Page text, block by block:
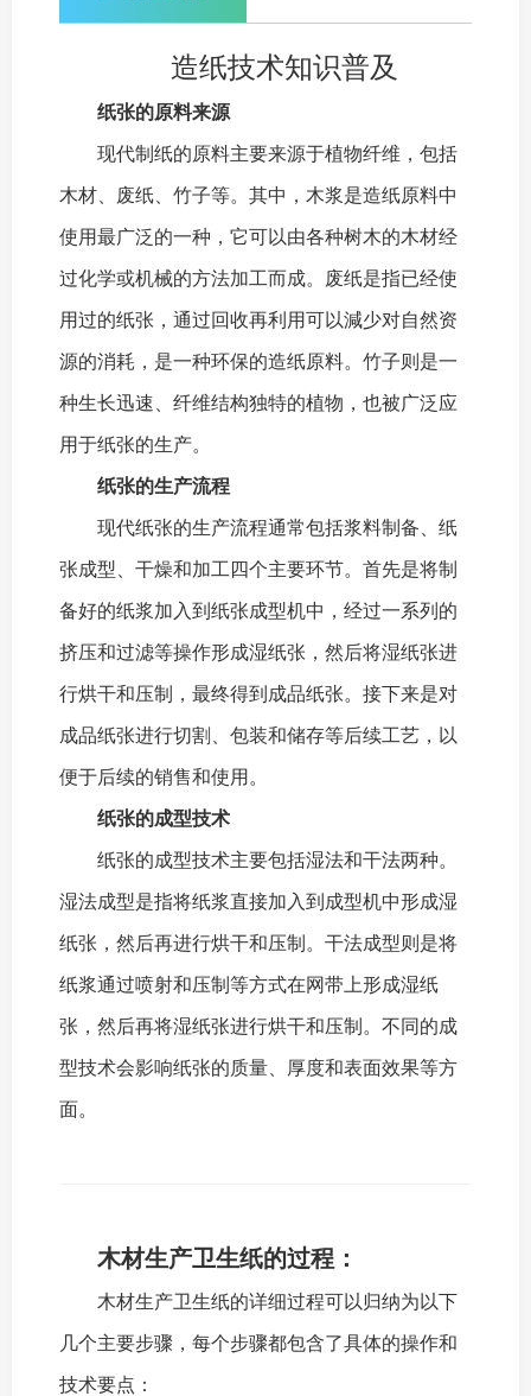
造纸技术知识普及
纸张的原料来源
现代制纸的原料主要来源于植物纤维，包括
木材、废纸、竹子等。其中，木浆是造纸原料中
使用最广泛的一种，它可以由各种树木的木材经
过化学或机械的方法加工而成。废纸是指已经使
用过的纸张，通过回收再利用可以減少对自然资
源的消耗，是一种环保的造纸原料。竹子则是一
种生长迅速、纤维结构独特的植物，也被广泛应
用于纸张的生产。
纸张的生产流程
现代纸张的生产流程通常包括浆料制备、纸
张成型、干燥和加工四个主要环节。首先是将制
备好的纸浆加入到纸张成型机中，经过一系列的
挤压和过滤等操作形成湿纸张，然后将湿纸张进
行烘干和压制，最终得到成品纸张。接下来是对
成品纸张进行切割、包装和储存等后续工艺，以
便于后续的销售和使用。
纸张的成型技术
纸张的成型技术主要包括湿法和干法两种。
湿法成型是指将纸浆直接加入到成型机中形成湿
纸张，然后再进行烘干和压制。干法成型则是将
纸浆通过喷射和压制等方式在网带上形成湿纸
张，然后再将湿纸张进行烘干和压制。不同的成
型技术会影响纸张的质量、厚度和表面效果等方
面。
木材生产卫生纸的过程：
木材生产卫生纸的详细过程可以归纳为以下
几个主要步骤，每个步骤都包含了具体的操作和
技术要点：